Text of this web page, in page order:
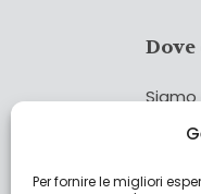
Per fornire le migliori